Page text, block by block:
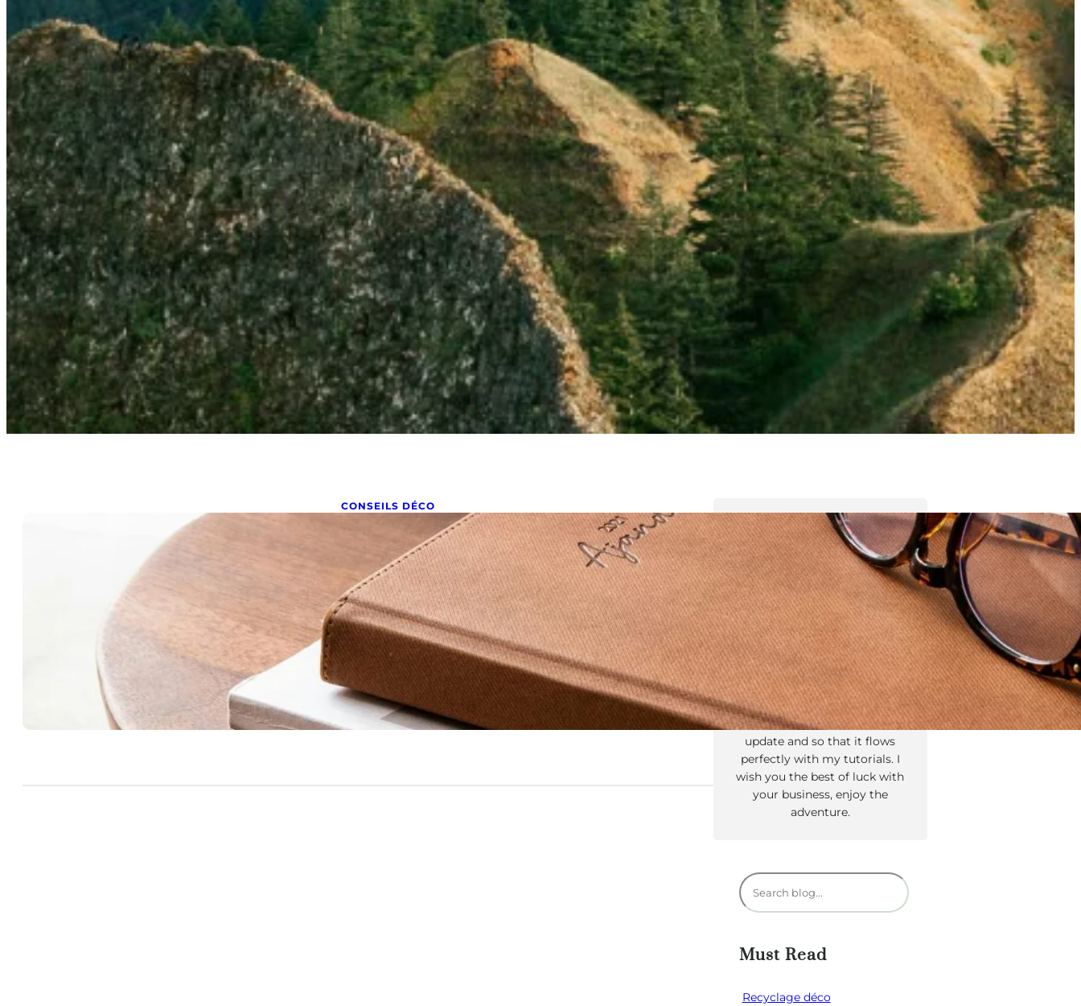
CONSEILS DÉCO
Bien choisir son tapis d’intérieur
mai 22, 2023
ou comment utiliser un tapis en fonction de ses
nombreux avantages. Voilà un sujet à controverse car
certains…
Tyler Moore
Hello, my name is Tyler Moore
and with the help of many
people I made this template. I
made it so it is super easy to
update and so that it flows
perfectly with my tutorials. I
wish you the best of luck with
your business, enjoy the
adventure.
R
e
h
r
Must Read
Recyclage déco